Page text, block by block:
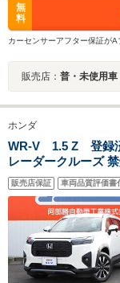
無
料
カーセンサーアフター保証が
販売店： 普・未使用
ホンダ
WR-V 1.5 Z 登録
レーダークルーズ
LEDヘッド オート
抑制 オートエアコン
販売店保証 車両品質評価書